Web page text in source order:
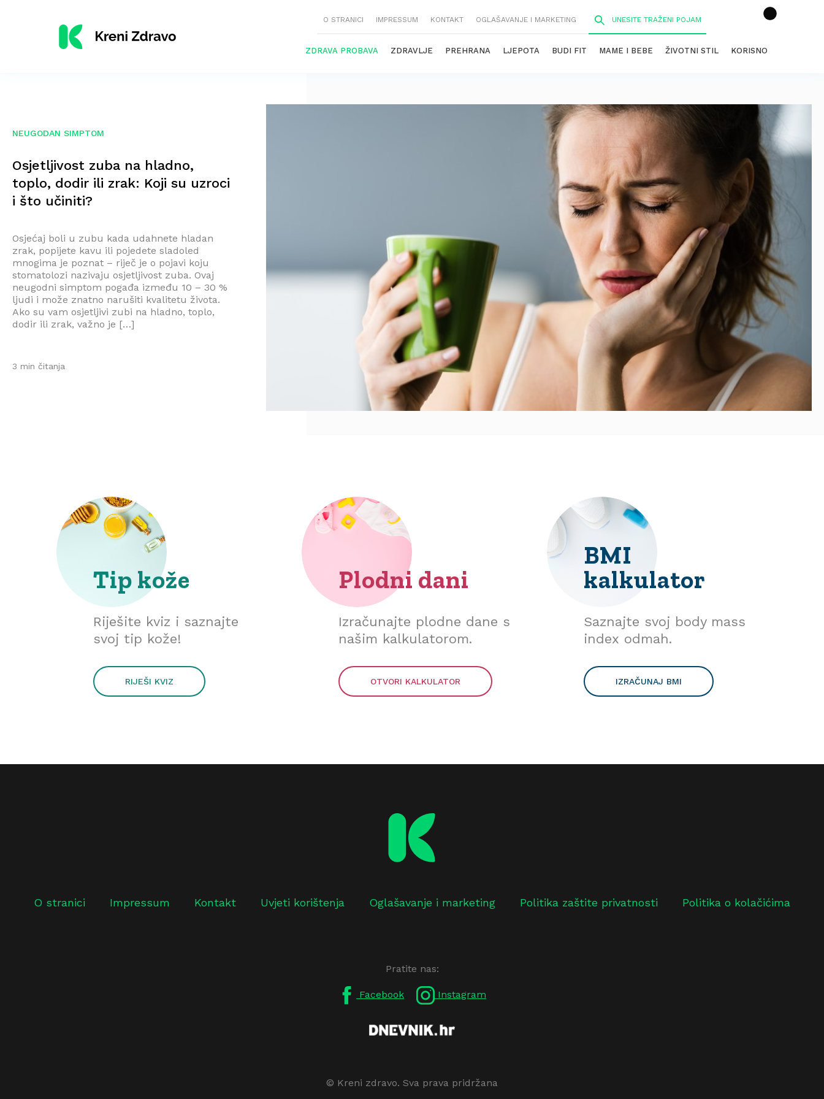
O STRANICI IMPRESSUM KONTAKT OGLAŠAVANJE I MARKETING
ZDRAVA PROBAVA ZDRAVLJE PREHRANA LJEPOTA BUDI FIT MAME I BEBE ŽIVOTNI STIL KORISNO
NEUGODAN SIMPTOM
Osjetljivost zuba na hladno,
toplo, dodir ili zrak: Koji su uzroci
i što učiniti?
Osjećaj boli u zubu kada udahnete hladan
zrak, popijete kavu ili pojedete sladoled
mnogima je poznat – riječ je o pojavi koju
stomatolozi nazivaju osjetljivost zuba. Ovaj
neugodni simptom pogađa između 10 – 30 %
ljudi i može znatno narušiti kvalitetu života.
Ako su vam osjetljivi zubi na hladno, toplo,
dodir ili zrak, važno je […]
3 min čitanja
Tip kože
Riješite kviz i saznajte
svoj tip kože!
RIJEŠI KVIZ
Plodni dani
Izračunajte plodne dane s
našim kalkulatorom.
OTVORI KALKULATOR
BMI
kalkulator
Saznajte svoj body mass
index odmah.
IZRAČUNAJ BMI
O stranici Impressum Kontakt Uvjeti korištenja Oglašavanje i marketing Politika zaštite privatnosti Politika o kolačićima
Pratite nas:
Facebook Instagram
© Kreni zdravo. Sva prava pridržana